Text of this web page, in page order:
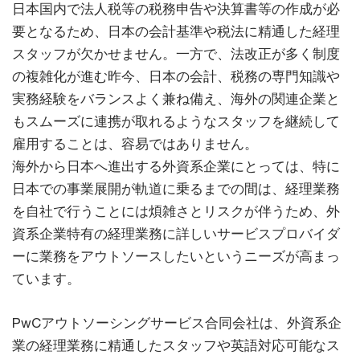
日本国内で法人税等の税務申告や決算書等の作成が必
要となるため、日本の会計基準や税法に精通した経理
スタッフが欠かせません。一方で、法改正が多く制度
の複雑化が進む昨今、日本の会計、税務の専門知識や
実務経験をバランスよく兼ね備え、海外の関連企業と
もスムーズに連携が取れるようなスタッフを継続して
雇用することは、容易ではありません。
海外から日本へ進出する外資系企業にとっては、特に
日本での事業展開が軌道に乗るまでの間は、経理業務
を自社で行うことには煩雑さとリスクが伴うため、外
資系企業特有の経理業務に詳しいサービスプロバイダ
ーに業務をアウトソースしたいというニーズが高まっ
ています。
PwCアウトソーシングサービス合同会社は、外資系企
業の経理業務に精通したスタッフや英語対応可能なス